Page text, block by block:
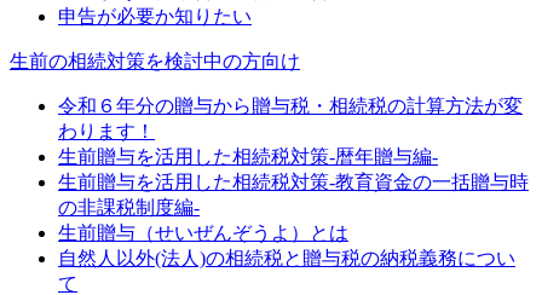
申告が必要か知りたい
生前の相続対策を検討中の方向け
令和６年分の贈与から贈与税・相続税の計算方法が変
わります！
生前贈与を活用した相続税対策-暦年贈与編-
生前贈与を活用した相続税対策-教育資金の一括贈与時
の非課税制度編-
生前贈与（せいぜんぞうよ）とは
自然人以外(法人)の相続税と贈与税の納税義務につい
て